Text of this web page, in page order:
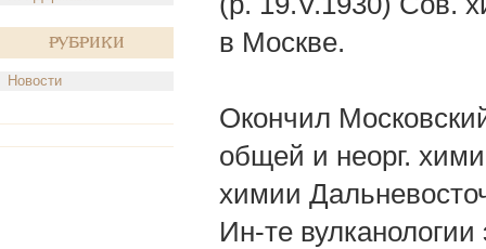
Рубрики
Новости
в Москве.
Окончил
общей и неорг.
химии
Ин-те вулканологии